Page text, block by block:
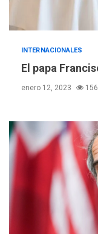
INTERNACIONALES
El papa
enero 12, 2023